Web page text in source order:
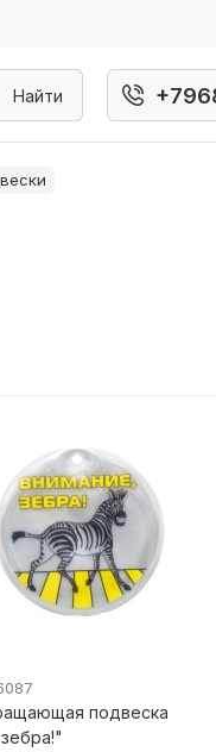
Найти
подвеска